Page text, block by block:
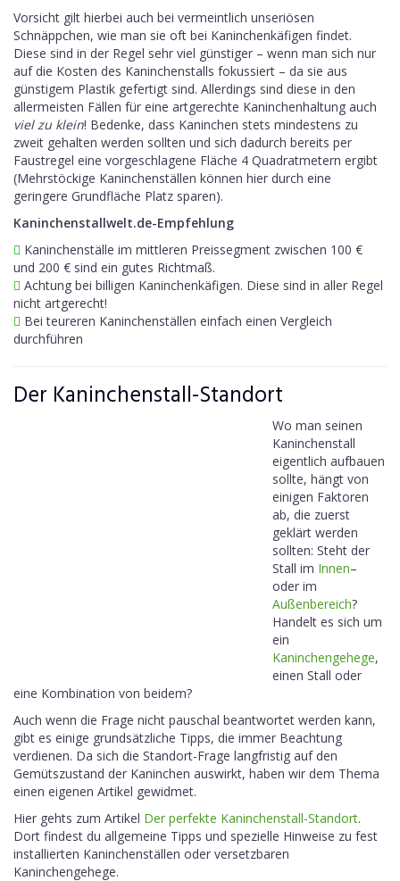
Vorsicht gilt hierbei auch bei vermeintlich unseriösen
Schnäppchen, wie man sie oft bei Kaninchenkäfigen findet.
Diese sind in der Regel sehr viel günstiger – wenn man sich nur
auf die Kosten des Kaninchenstalls fokussiert – da sie aus
günstigem Plastik gefertigt sind. Allerdings sind diese in den
allermeisten Fällen für eine artgerechte Kaninchenhaltung auch
viel zu klein! Bedenke, dass Kaninchen stets mindestens zu
zweit gehalten werden sollten und sich dadurch bereits per
Faustregel eine vorgeschlagene Fläche 4 Quadratmetern ergibt
(Mehrstöckige Kaninchenställen können hier durch eine
geringere Grundfläche Platz sparen).
Kaninchenstallwelt.de-Empfehlung
Kaninchenställe im mittleren Preissegment zwischen 100 €
und 200 € sind ein gutes Richtmaß.
Achtung bei billigen Kaninchenkäfigen. Diese sind in aller Regel
nicht artgerecht!
Bei teureren Kaninchenställen einfach einen Vergleich
durchführen
Der Kaninchenstall-Standort
Wo man seinen
Kaninchenstall
eigentlich aufbauen
sollte, hängt von
einigen Faktoren
ab, die zuerst
geklärt werden
sollten: Steht der
Stall im Innen–
oder im
Außenbereich?
Handelt es sich um
ein
Kaninchengehege,
einen Stall oder
eine Kombination von beidem?
Auch wenn die Frage nicht pauschal beantwortet werden kann,
gibt es einige grundsätzliche Tipps, die immer Beachtung
verdienen. Da sich die Standort-Frage langfristig auf den
Gemütszustand der Kaninchen auswirkt, haben wir dem Thema
einen eigenen Artikel gewidmet.
Hier gehts zum Artikel Der perfekte Kaninchenstall-Standort.
Dort findest du allgemeine Tipps und spezielle Hinweise zu fest
installierten Kaninchenställen oder versetzbaren
Kaninchengehege.